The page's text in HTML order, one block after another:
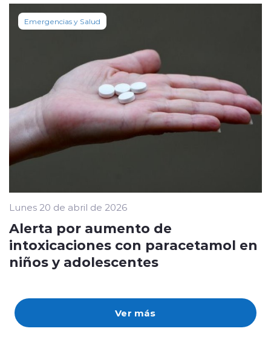
Ver más
Emergencias y Salud
Lunes 20 de abril de 2026
Alerta por aumento de
intoxicaciones con paracetamol en
niños y adolescentes